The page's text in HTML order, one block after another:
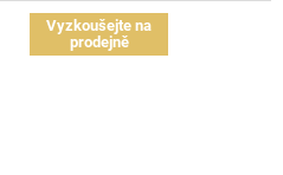
Vyzkoušejte na
prodejně